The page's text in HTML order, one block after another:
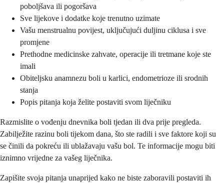
poboljšava ili pogoršava
Sve lijekove i dodatke koje trenutno uzimate
Vašu menstrualnu povijest, uključujući duljinu ciklusa i sve
promjene
Prethodne medicinske zahvate, operacije ili tretmane koje ste
imali
Obiteljsku anamnezu boli u karlici, endometrioze ili srodnih
stanja
Popis pitanja koja želite postaviti svom liječniku
Razmislite o vođenju dnevnika boli tjedan ili dva prije pregleda.
Zabilježite razinu boli tijekom dana, što ste radili i sve faktore koji su
se činili da pokreću ili ublažavaju vašu bol. Te informacije mogu biti
iznimno vrijedne za vašeg liječnika.
Zapišite svoja pitanja unaprijed kako ne biste zaboravili postaviti ih